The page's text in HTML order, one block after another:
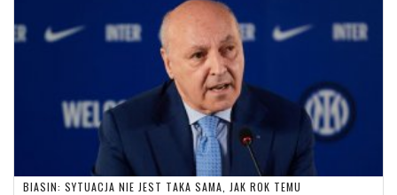
BIASIN: SYTUACJA NIE JEST TAKA SAMA, JAK ROK TEMU